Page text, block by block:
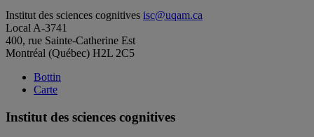
Institut des sciences cognitives isc@uqam.ca
Local A-3741
400, rue Sainte-Catherine Est
Montréal (Québec) H2L 2C5
Bottin
Carte
Institut des sciences cognitives